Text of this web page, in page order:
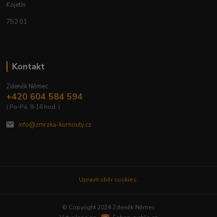
Kojetín
752 01
Kontakt
Zdeněk Němec
+420 604 584 594
( Po-Pá, 8-16 hod. )
info@zmrzka-kornouty.cz
Upravit sběr cookies.
© Copyright 2024 Zdeněk Němec